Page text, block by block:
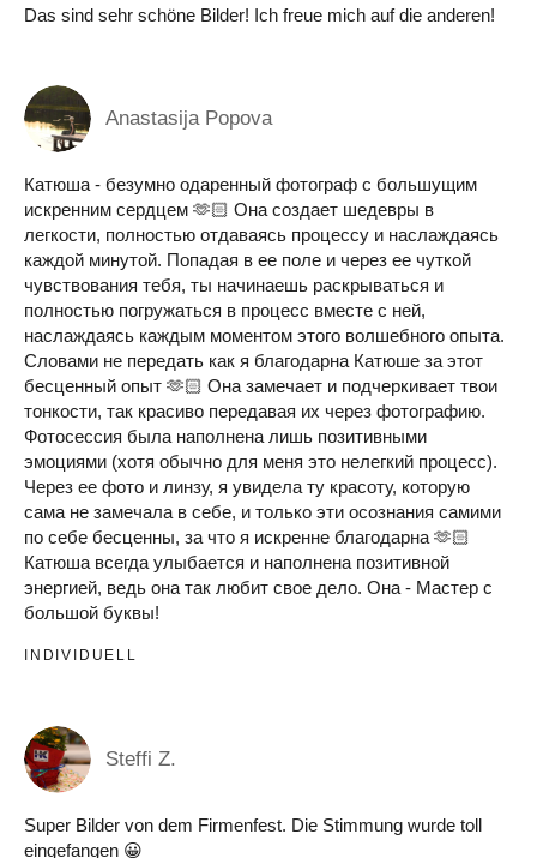
Das sind sehr schöne Bilder! Ich freue mich auf die anderen!
Anastasija Popova
Катюша - безумно одаренный фотограф с большущим
искренним сердцем 🫶🏻 Она создает шедевры в
легкости, полностью отдаваясь процессу и наслаждаясь
каждой минутой. Попадая в ее поле и через ее чуткой
чувствования тебя, ты начинаешь раскрываться и
полностью погружаться в процесс вместе с ней,
наслаждаясь каждым моментом этого волшебного опыта.
Словами не передать как я благодарна Катюше за этот
бесценный опыт 🫶🏻 Она замечает и подчеркивает твои
тонкости, так красиво передавая их через фотографию.
Фотосессия была наполнена лишь позитивными
эмоциями (хотя обычно для меня это нелегкий процесс).
Через ее фото и линзу, я увидела ту красоту, которую
сама не замечала в себе, и только эти осознания самими
по себе бесценны, за что я искренне благодарна 🫶🏻
Катюша всегда улыбается и наполнена позитивной
энергией, ведь она так любит свое дело. Она - Мастер с
большой буквы!
INDIVIDUELL
Steffi Z.
Super Bilder von dem Firmenfest. Die Stimmung wurde toll
eingefangen 😀